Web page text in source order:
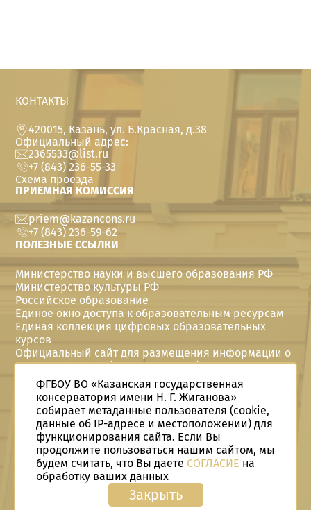
КОНТАКТЫ
420015, Казань, ул. Б.Красная, д.38
Официальный адрес:
2365533@list.ru
+7 (843) 236-55-33
Схема проезда
ПРИЕМНАЯ КОМИССИЯ
priem@kazancons.ru
+7 (843) 236-59-62
ПОЛЕЗНЫЕ ССЫЛКИ
Министерство науки и высшего образования РФ
Министерство культуры РФ
Российское образование
Единое окно доступа к образовательным ресурсам
Единая коллекция цифровых образовательных
курсов
Официальный сайт для размещения информации о
государственных (муниципальных) учреждениях
Политика в отношении персональных данных
Год семьи в Telegram
Год семьи Вконтакте
Год семьи в Одноклассниках
Студенческие конструкторские бюро
СКБ в Telegram
2026Казанская государственная консерватория
имени Н. Г. Жиганова
ФГБОУ ВО «Казанская государственная
консерватория имени Н. Г. Жиганова»
собирает метаданные пользователя (cookie,
данные об IP-адресе и местоположении) для
функционирования сайта. Если Вы
продолжите пользоваться нашим сайтом, мы
будем считать, что Вы даете СОГЛАСИЕ на
обработку ваших данных
Закрыть